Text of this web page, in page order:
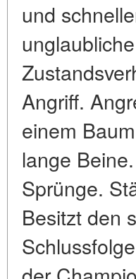
und
Angriff.
einem
lange
Sprünge.
Besitzt den